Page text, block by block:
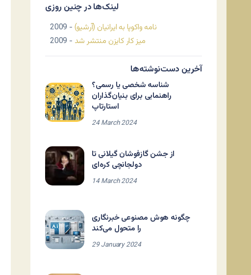
لینک‌ها در چنین روزی
نامه واکوپا به ایرانیان (آرشیو) - 2009
میز کار کایزن منتشر شد - 2009
آخرین دست‌نوشته‌ها
شناسه شخصی یا رسمی؟
راهنمایی برای بنیان‌گذاران
استارتاپ
24 March 2024
از جشن گازفوشان گیلانی تا
دولجانچی کره‌ای
14 March 2024
چگونه هوش مصنوعی خبرنگاری
را متحول می‌کند
29 January 2024